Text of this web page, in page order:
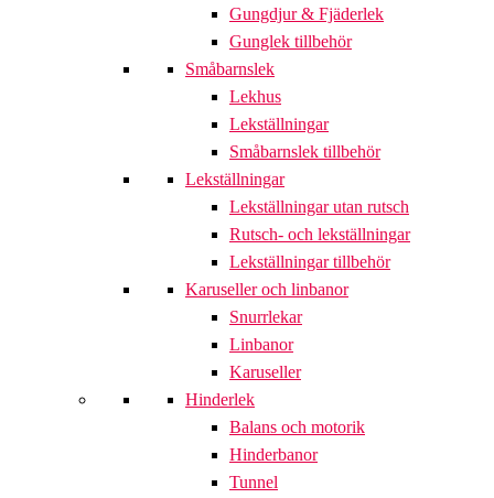
Gungdjur & Fjäderlek
Gunglek tillbehör
Småbarnslek
Lekhus
Lekställningar
Småbarnslek tillbehör
Lekställningar
Lekställningar utan rutsch
Rutsch- och lekställningar
Lekställningar tillbehör
Karuseller och linbanor
Snurrlekar
Linbanor
Karuseller
Hinderlek
Balans och motorik
Hinderbanor
Tunnel